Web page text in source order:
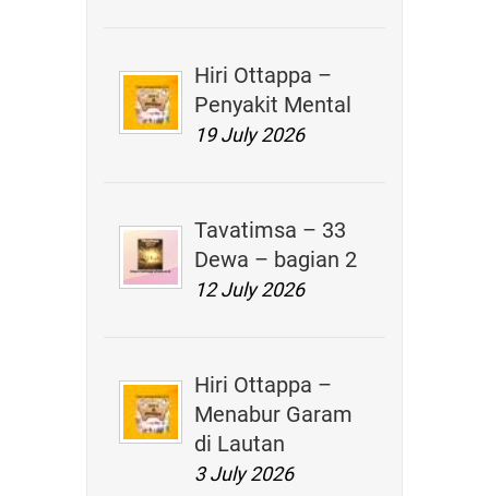
Hiri Ottappa –
Penyakit Mental
19 July 2026
Tavatimsa – 33
Dewa – bagian 2
12 July 2026
Hiri Ottappa –
Menabur Garam
di Lautan
3 July 2026